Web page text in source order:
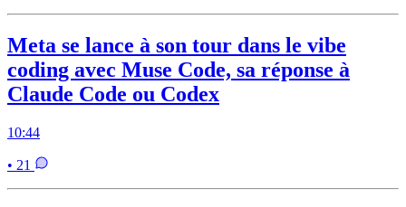
Meta se lance à son tour dans le vibe
coding avec Muse Code, sa réponse à
Claude Code ou Codex
10:44
• 21